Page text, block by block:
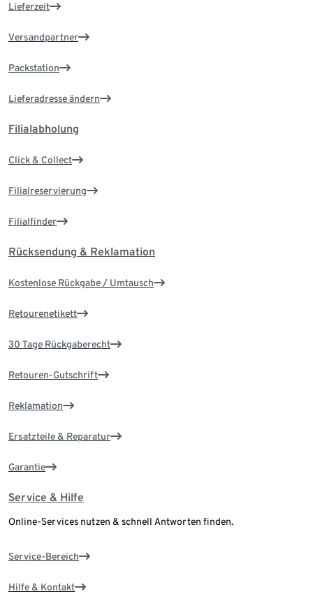
Lieferzeit
Versandpartner
Packstation
Lieferadresse ändern
Filialabholung
Click & Collect
Filialreservierung
Filialfinder
Rücksendung & Reklamation
Kostenlose Rückgabe / Umtausch
Retourenetikett
30 Tage Rückgaberecht
Retouren-Gutschrift
Reklamation
Ersatzteile & Reparatur
Garantie
Service & Hilfe
Online-Services nutzen & schnell Antworten finden.
Service-Bereich
Hilfe & Kontakt